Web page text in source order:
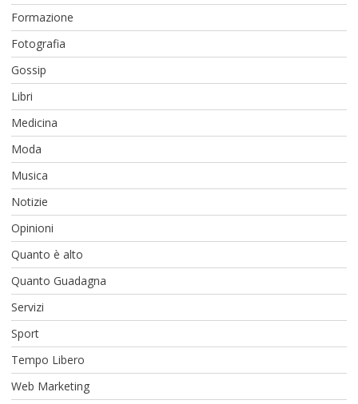
Formazione
Fotografia
Gossip
Libri
Medicina
Moda
Musica
Notizie
Opinioni
Quanto è alto
Quanto Guadagna
Servizi
Sport
Tempo Libero
Web Marketing